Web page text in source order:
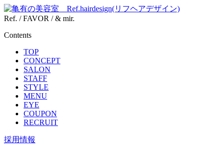
Ref. / FAVOR / & mir.
Contents
TOP
CONCEPT
SALON
STAFF
STYLE
MENU
EYE
COUPON
RECRUIT
採用情報